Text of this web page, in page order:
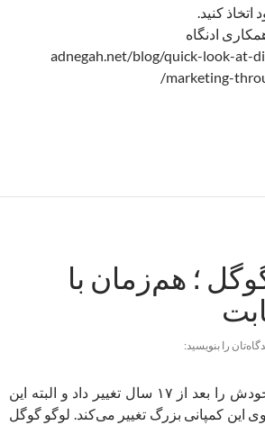
کنید.
ادنگاه
adnegah.net/blog/quick-look-at-
marketing-
؛ هم‌زمان با
را بنویسید:
شرکت گوگل لوگوی خودش را بعد از ۱۷ سال تغییر داد و البته این
این کمپانی بزرگ تغییر می‌کند. لوگو گوگل